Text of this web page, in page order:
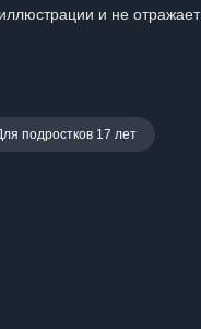
и не отражает
подростков 17 лет